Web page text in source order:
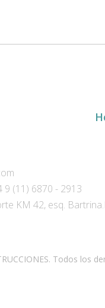
9 (11) 6870 - 2913
KM 42, esq.
Todos los